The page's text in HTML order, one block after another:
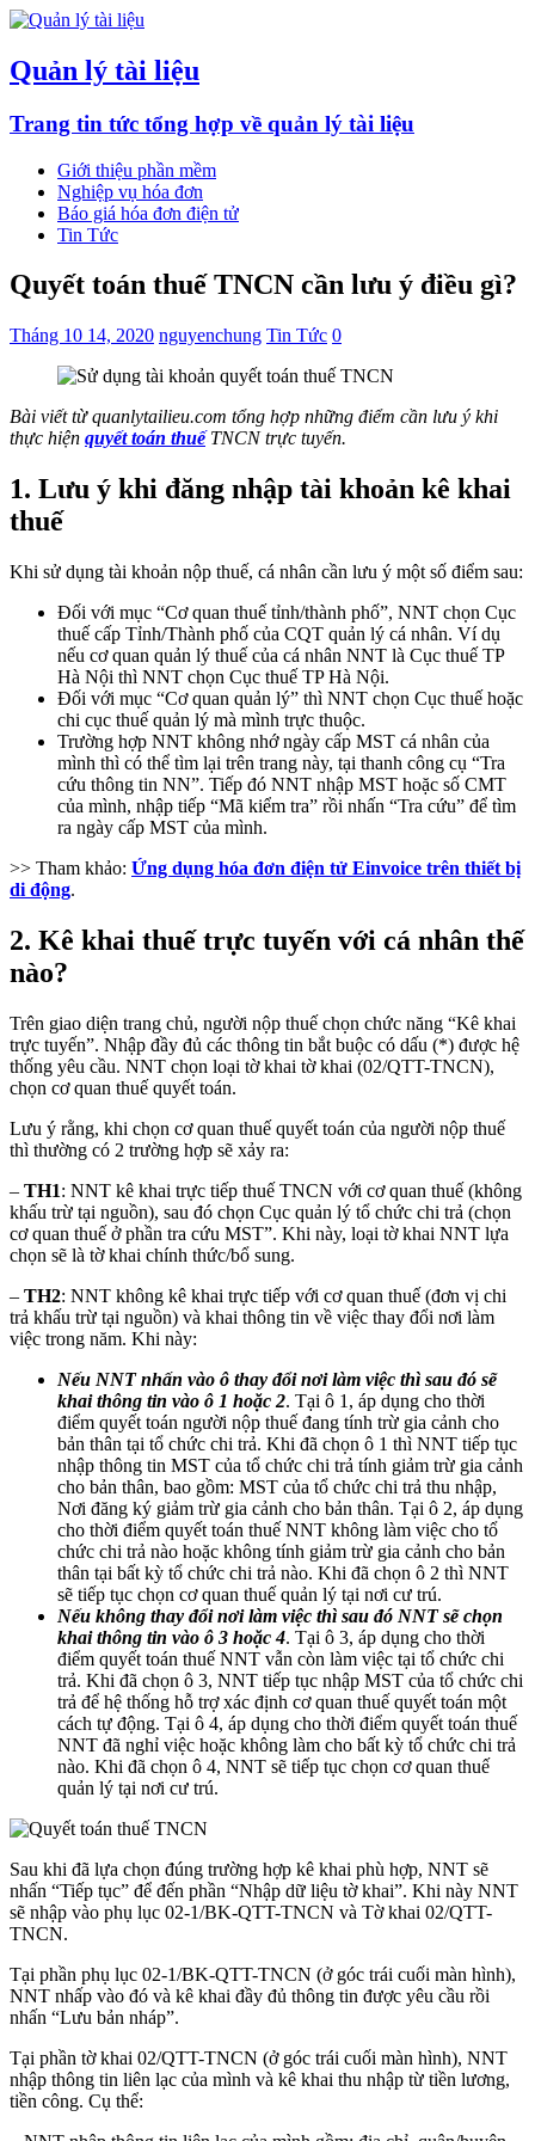
Quản lý tài liệu
Trang tin tức tổng hợp về quản lý tài liệu
Giới thiệu phần mềm
Nghiệp vụ hóa đơn
Báo giá hóa đơn điện tử
Tin Tức
Quyết toán thuế TNCN cần lưu ý điều gì?
Tháng 10 14, 2020 nguyenchung Tin Tức 0
Bài viết từ quanlytailieu.com tổng hợp những điểm cần lưu ý khi
thực hiện quyết toán thuếTNCN trực tuyến.
1. Lưu ý khi đăng nhập tài khoản kê khai
thuế
Khi sử dụng tài khoản nộp thuế, cá nhân cần lưu ý một số điểm sau:
Đối với mục “Cơ quan thuế tỉnh/thành phố”, NNT chọn Cục
thuế cấp Tỉnh/Thành phố của CQT quản lý cá nhân. Ví dụ
nếu cơ quan quản lý thuế của cá nhân NNT là Cục thuế TP
Hà Nội thì NNT chọn Cục thuế TP Hà Nội.
Đối với mục “Cơ quan quản lý” thì NNT chọn Cục thuế hoặc
chi cục thuế quản lý mà mình trực thuộc.
Trường hợp NNT không nhớ ngày cấp MST cá nhân của
mình thì có thể tìm lại trên trang này, tại thanh công cụ “Tra
cứu thông tin NN”. Tiếp đó NNT nhập MST hoặc số CMT
của mình, nhập tiếp “Mã kiểm tra” rồi nhấn “Tra cứu” để tìm
ra ngày cấp MST của mình.
>> Tham khảo: Ứng dụng hóa đơn điện tử Einvoice trên thiết bị
di động.
2. Kê khai thuế trực tuyến với cá nhân thế
nào?
Trên giao diện trang chủ, người nộp thuế chọn chức năng “Kê khai
trực tuyến”. Nhập đầy đủ các thông tin bắt buộc có dấu (*) được hệ
thống yêu cầu. NNT chọn loại tờ khai tờ khai (02/QTT-TNCN),
chọn cơ quan thuế quyết toán.
Lưu ý rằng, khi chọn cơ quan thuế quyết toán của người nộp thuế
thì thường có 2 trường hợp sẽ xảy ra:
– TH1: NNT kê khai trực tiếp thuế TNCN với cơ quan thuế (không
khấu trừ tại nguồn), sau đó chọn Cục quản lý tổ chức chi trả (chọn
cơ quan thuế ở phần tra cứu MST”. Khi này, loại tờ khai NNT lựa
chọn sẽ là tờ khai chính thức/bổ sung.
– TH2: NNT không kê khai trực tiếp với cơ quan thuế (đơn vị chi
trả khấu trừ tại nguồn) và khai thông tin về việc thay đổi nơi làm
việc trong năm. Khi này:
Nếu NNT nhấn vào ô thay đổi nơi làm việc thì sau đó sẽ
khai thông tin vào ô 1 hoặc 2. Tại ô 1, áp dụng cho thời
điểm quyết toán người nộp thuế đang tính trừ gia cảnh cho
bản thân tại tổ chức chi trả. Khi đã chọn ô 1 thì NNT tiếp tục
nhập thông tin MST của tổ chức chi trả tính giảm trừ gia cảnh
cho bản thân, bao gồm: MST của tổ chức chi trả thu nhập,
Nơi đăng ký giảm trừ gia cảnh cho bản thân. Tại ô 2, áp dụng
cho thời điểm quyết toán thuế NNT không làm việc cho tổ
chức chi trả nào hoặc không tính giảm trừ gia cảnh cho bản
thân tại bất kỳ tổ chức chi trả nào. Khi đã chọn ô 2 thì NNT
sẽ tiếp tục chọn cơ quan thuế quản lý tại nơi cư trú.
Nếu không thay đổi nơi làm việc thì sau đó NNT sẽ chọn
khai thông tin vào ô 3 hoặc 4. Tại ô 3, áp dụng cho thời
điểm quyết toán thuế NNT vẫn còn làm việc tại tổ chức chi
trả. Khi đã chọn ô 3, NNT tiếp tục nhập MST của tổ chức chi
trả để hệ thống hỗ trợ xác định cơ quan thuế quyết toán một
cách tự động. Tại ô 4, áp dụng cho thời điểm quyết toán thuế
NNT đã nghỉ việc hoặc không làm cho bất kỳ tổ chức chi trả
nào. Khi đã chọn ô 4, NNT sẽ tiếp tục chọn cơ quan thuế
quản lý tại nơi cư trú.
Sau khi đã lựa chọn đúng trường hợp kê khai phù hợp, NNT sẽ
nhấn “Tiếp tục” để đến phần “Nhập dữ liệu tờ khai”. Khi này NNT
sẽ nhập vào phụ lục 02-1/BK-QTT-TNCN và Tờ khai 02/QTT-
TNCN.
Tại phần phụ lục 02-1/BK-QTT-TNCN (ở góc trái cuối màn hình),
NNT nhấp vào đó và kê khai đầy đủ thông tin được yêu cầu rồi
nhấn “Lưu bản nháp”.
Tại phần tờ khai 02/QTT-TNCN (ở góc trái cuối màn hình), NNT
nhập thông tin liên lạc của mình và kê khai thu nhập từ tiền lương,
tiền công. Cụ thể: